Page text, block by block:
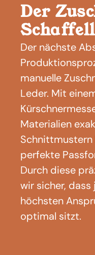
Der
Der nächste
manuelle
Leder. Mit
Materialien
perfekte
Durch diese
wir sicher,
höchsten
optimal sitzt.